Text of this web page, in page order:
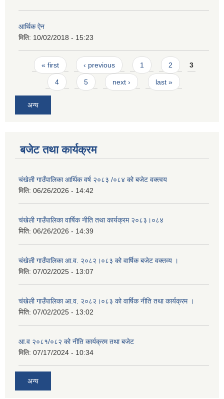
आर्थिक ऐन
मिति: 10/02/2018 - 15:23
Pages
« first ‹ previous 1 2 3
4 5 next › last »
अन्य
बजेट तथा कार्यक्रम
चंखेली गाउँपालिका आर्थिक वर्ष २०८३ /०८४ को बजेट वक्त्वय
मिति: 06/26/2026 - 14:42
चंखेली गाउँपालिका वार्षिक नीति तथा कार्यक्रम २०८३।०८४
मिति: 06/26/2026 - 14:39
चंखेली गाउँपालिका आ.व. २०८२।०८३ को वार्षिक बजेट वक्तव्य ।
मिति: 07/02/2025 - 13:07
चंखेली गाउँपालिका आ.व. २०८२।०८३ को वार्षिक नीति तथा कार्यक्रम ।
मिति: 07/02/2025 - 13:02
आ.व २०८१/०८२ को नीति कार्यक्रम तथा बजेट
मिति: 07/17/2024 - 10:34
अन्य